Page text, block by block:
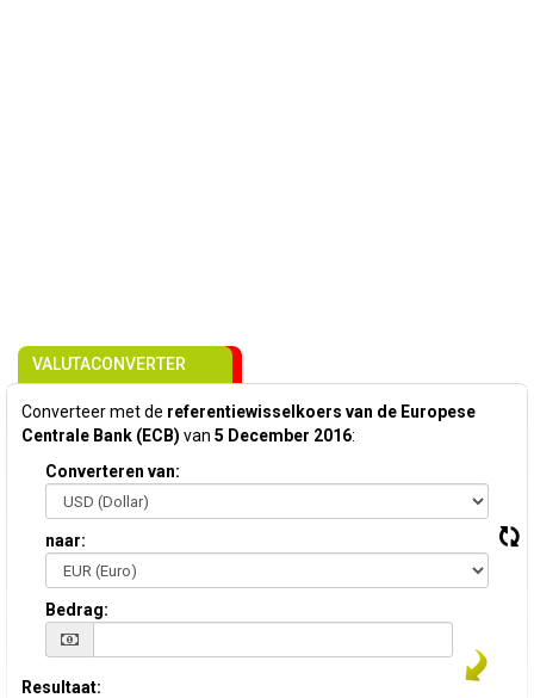
VALUTACONVERTER
Converteer met de referentiewisselkoers van de Europese
Centrale Bank (ECB) van 5 December 2016:
Converteren van:
naar:
Bedrag:
Resultaat: